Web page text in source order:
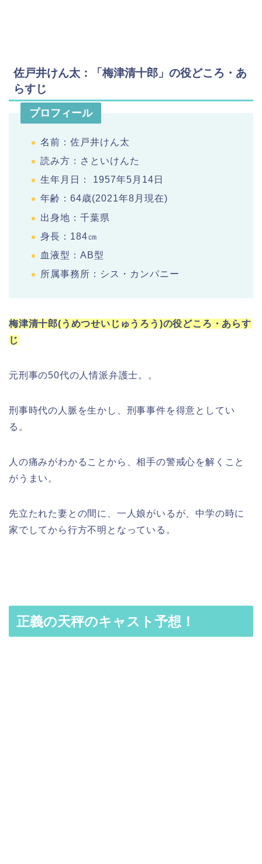
佐戸井けん太：「梅津清十郎」の役どころ・あ
らすじ
プロフィール
名前：佐戸井けん太
読み方：さといけんた
生年月日： 1957年5月14日
年齢：64歳(2021年8月現在)
出身地：千葉県
身長：184㎝
血液型：AB型
所属事務所：シス・カンパニー
梅津清十郎(うめつせいじゅうろう)の役どころ・あらす
じ
元刑事の50代の人情派弁護士。。
刑事時代の人脈を生かし、刑事事件を得意としてい
る。
人の痛みがわかることから、相手の警戒心を解くこと
がうまい。
先立たれた妻との間に、一人娘がいるが、中学の時に
家でしてから行方不明となっている。
正義の天秤のキャスト予想！